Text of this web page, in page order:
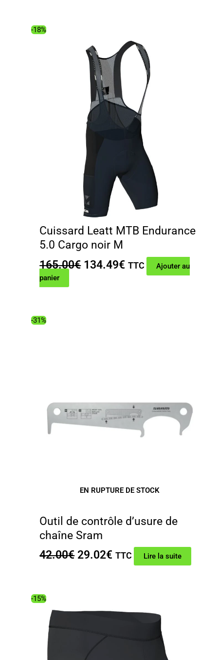
7.00€.
4.78€.
-18%
Cuissard Leatt MTB Endurance
5.0 Cargo noir M
165.00€ Le
134.49€ Le
TTC
Ajouter au
panier
-31%
EN RUPTURE DE STOCK
Outil de contrôle d’usure de
chaîne Sram
42.00€ Le
42.00€.
29.02€ Le
29.02€.
TTC Lire la suite
-15%